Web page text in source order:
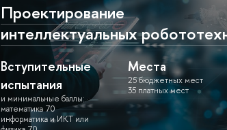
Проектирование
интеллектуальных
Вступительные
испытания
и минимальные баллы:
математика 70
информатика и ИКТ или
Места
25 бюджетных мест
35 платных мест